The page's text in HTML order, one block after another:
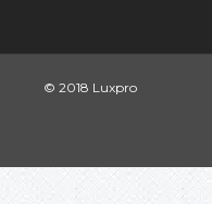
© 2018 Luxpro